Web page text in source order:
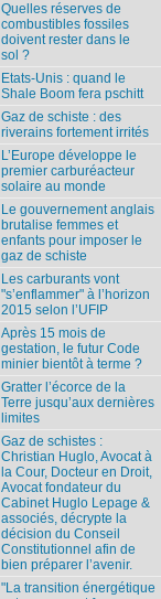
Quelles réserves de
combustibles fossiles
doivent rester dans le
sol ?
Etats-Unis : quand le
Shale Boom fera pschitt
Gaz de schiste : des
riverains fortement irrités
L’Europe développe le
premier carburéacteur
solaire au monde
Le gouvernement anglais
brutalise femmes et
enfants pour imposer le
gaz de schiste
Les carburants vont
"s’enflammer" à l’horizon
2015 selon l’UFIP
Après 15 mois de
gestation, le futur Code
minier bientôt à terme ?
Gratter l’écorce de la
Terre jusqu’aux dernières
limites
Gaz de schistes :
Christian Huglo, Avocat à
la Cour, Docteur en Droit,
Avocat fondateur du
Cabinet Huglo Lepage &
associés, décrypte la
décision du Conseil
Constitutionnel afin de
bien préparer l’avenir.
"La transition énergétique